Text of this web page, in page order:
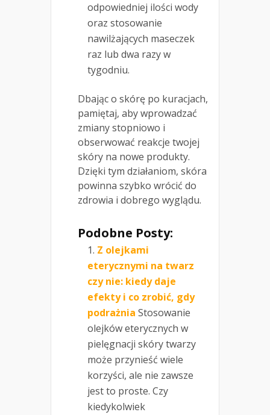
odpowiedniej ilości wody
oraz stosowanie
nawilżających maseczek
raz lub dwa razy w
tygodniu.
Dbając o skórę po kuracjach,
pamiętaj, aby wprowadzać
zmiany stopniowo i
obserwować reakcje twojej
skóry na nowe produkty.
Dzięki tym działaniom, skóra
powinna szybko wrócić do
zdrowia i dobrego wyglądu.
Podobne Posty:
Z olejkami
eterycznymi na twarz
czy nie: kiedy daje
efekty i co zrobić, gdy
podrażnia Stosowanie
olejków eterycznych w
pielęgnacji skóry twarzy
może przynieść wiele
korzyści, ale nie zawsze
jest to proste. Czy
kiedykolwiek